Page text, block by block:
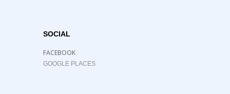
SOCIAL
FACEBOOK
GOOGLE PLACES